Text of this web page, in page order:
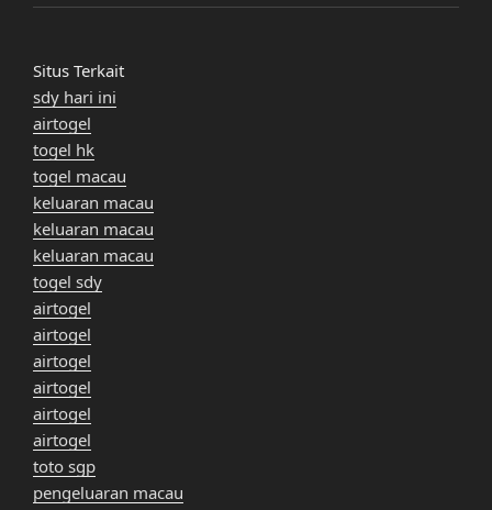
Situs Terkait
sdy hari ini
airtogel
togel hk
togel macau
keluaran macau
keluaran macau
keluaran macau
togel sdy
airtogel
airtogel
airtogel
airtogel
airtogel
airtogel
toto sgp
pengeluaran macau